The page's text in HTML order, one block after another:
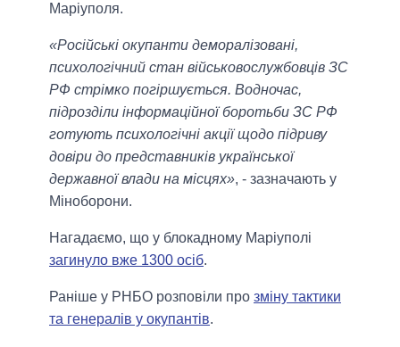
Маріуполя.
«Російські окупанти деморалізовані,
психологічний стан військовослужбовців ЗС
РФ стрімко погіршується. Водночас,
підрозділи інформаційної боротьби ЗС РФ
готують психологічні акції щодо підриву
довіри до представників української
державної влади на місцях», - зазначають у
Міноборони.
Нагадаємо, що у блокадному Маріуполі
загинуло вже 1300 осіб.
Раніше у РНБО розповіли про зміну тактики
та генералів у окупантів.